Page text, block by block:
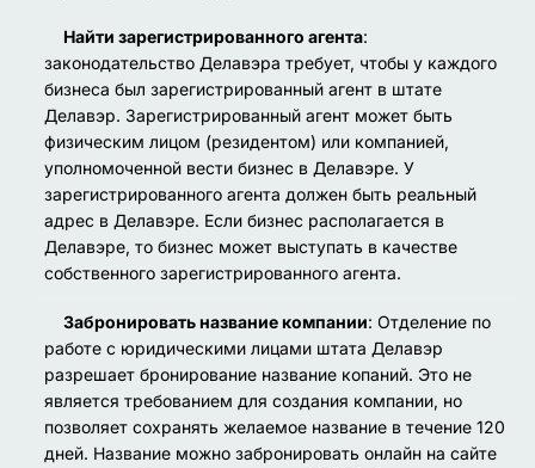
Найти зарегистрированного агента:
законодательство Делавэра требует, чтобы у каждого
бизнеса был зарегистрированный агент в штате
Делавэр. Зарегистрированный агент может быть
физическим лицом (резидентом) или компанией,
уполномоченной вести бизнес в Делавэре. У
зарегистрированного агента должен быть реальный
адрес в Делавэре. Если бизнес располагается в
Делавэре, то бизнес может выступать в качестве
собственного зарегистрированного агента.
Забронировать название компании: Отделение по
работе с юридическими лицами штата Делавэр
разрешает бронирование название копаний. Это не
является требованием для создания компании, но
позволяет сохранять желаемое название в течение 120
дней. Название можно забронировать онлайн на сайте